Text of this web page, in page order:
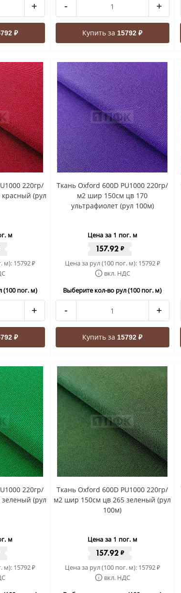
+
₽
- +
Купить за15792 ₽
220гр/
(рул
м
м): 15792₽
(100 пог. м)
+
₽
Ткань Oxford 600D PU1000 220гр/
м2 шир 150см цв 170
ультрафиолет (рул 100м)
Цена за 1 пог. м
157.92 ₽
Цена за рул (100 пог. м): 15792₽
вкл. НДС
Выберите кол-во рул (100 пог. м)
- +
Купить за15792 ₽
220гр/
(рул
м
м): 15792₽
Ткань Oxford 600D PU1000 220гр/
м2 шир 150см цв 265 зеленый (рул
100м)
Цена за 1 пог. м
157.92 ₽
Цена за рул (100 пог. м): 15792₽
вкл. НДС